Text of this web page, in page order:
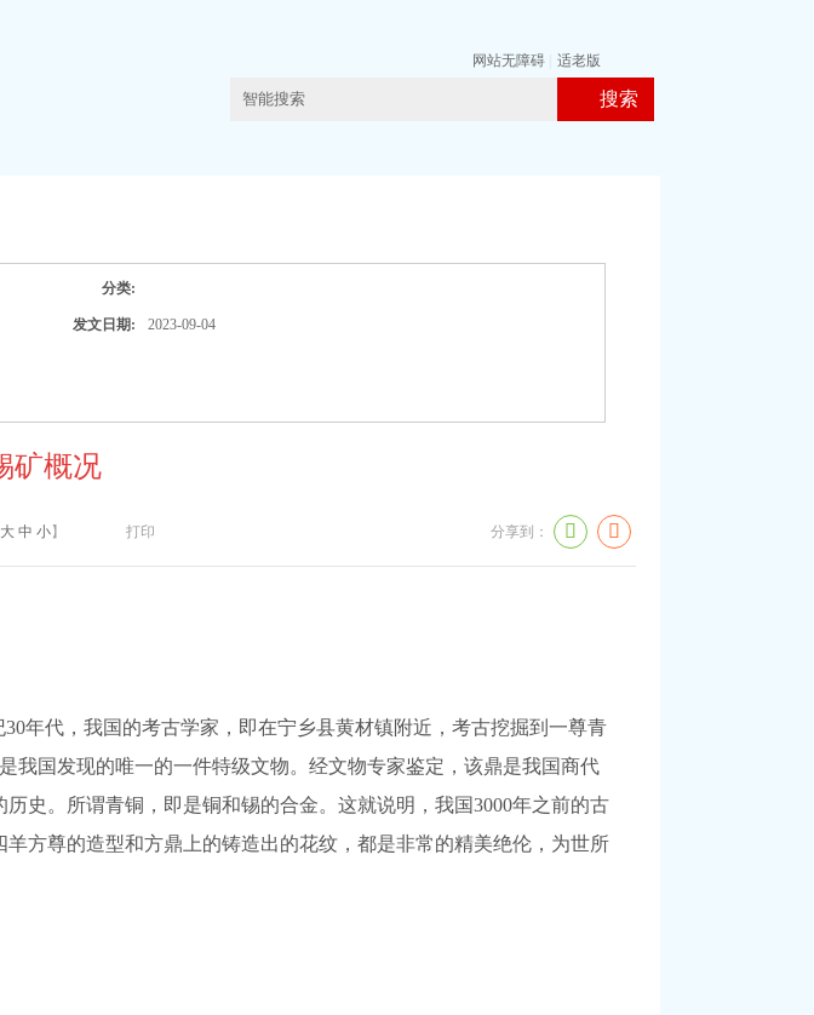
搜索
网站无障碍 适老版
分类:
发文日期: 2023-09-04
矿概况
大 中 小】 打印 分享到：
年代，我国的考古学家，即在宁乡县黄材镇附近，考古挖掘到一尊青
我国发现的唯一的一件特级文物。经文物专家鉴定，该鼎是我国商代
史。所谓青铜，即是铜和锡的合金。这就说明，我国3000年之前的古
方尊的造型和方鼎上的铸造出的花纹，都是非常的精美绝伦，为世所